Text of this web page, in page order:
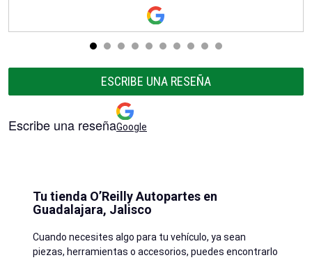
ESCRIBE UNA RESEÑA
Escribe una reseñaGoogle
Tu tienda O’Reilly Autopartes en
Guadalajara, Jalisco
Cuando necesites algo para tu vehículo, ya sean
piezas, herramientas o accesorios, puedes encontrarlo